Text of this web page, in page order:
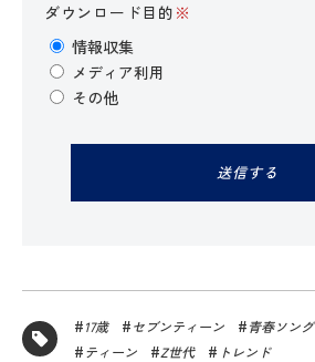
ダウンロード目的 ※
情報収集
メディア利用
その他
17歳 セブンティーン 青春ソング
ティーン
Z世代 トレンド